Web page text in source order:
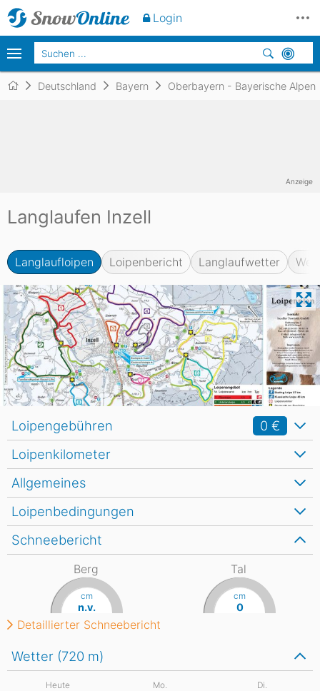
Deutschland Bayern Oberbayern - Bayerische Alpen
Langlaufen Inzell
Langlaufloipen Loipenbericht Langlaufwetter
Anzeige
Schneebericht
Berg
cm
n.v.
Tal
cm
0
Detaillierter Schneebericht
Loipenbedingungen
Wetter (720 m)
Heute Mo. Di.
Loipengebühren 0 €
Allgemeines
Loipenkilometer
Login